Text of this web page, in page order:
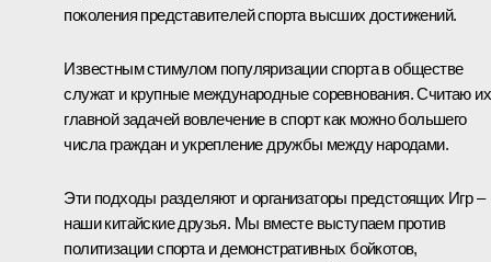
поколения представителей спорта высших достижений.
Известным стимулом популяризации спорта в обществе
служат и крупные международные соревнования. Считаю их
главной задачей вовлечение в спорт как можно большего
числа граждан и укрепление дружбы между народами.
Эти подходы разделяют и организаторы предстоящих Игр –
наши китайские друзья. Мы вместе выступаем против
политизации спорта и демонстративных бойкотов,